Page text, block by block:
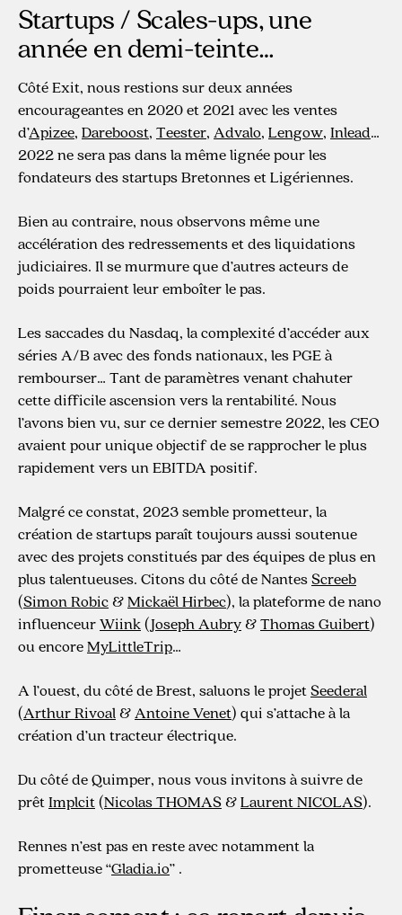
Startups / Scales-ups, une
année en demi-teinte…
Côté Exit, nous restions sur deux années
encourageantes en 2020 et 2021 avec les ventes
d’Apizee, Dareboost, Teester, Advalo, Lengow, Inlead…
2022 ne sera pas dans la même lignée pour les
fondateurs des startups Bretonnes et Ligériennes.
Bien au contraire, nous observons même une
accélération des redressements et des liquidations
judiciaires. Il se murmure que d’autres acteurs de
poids pourraient leur emboîter le pas.
Les saccades du Nasdaq, la complexité d’accéder aux
séries A/B avec des fonds nationaux, les PGE à
rembourser… Tant de paramètres venant chahuter
cette difficile ascension vers la rentabilité. Nous
l’avons bien vu, sur ce dernier semestre 2022, les CEO
avaient pour unique objectif de se rapprocher le plus
rapidement vers un EBITDA positif.
Malgré ce constat, 2023 semble prometteur, la
création de startups paraît toujours aussi soutenue
avec des projets constitués par des équipes de plus en
plus talentueuses. Citons du côté de NantesScreeb
(Simon Robic&Mickaël Hirbec), la plateforme de nano
influenceurWiink(Joseph Aubry&Thomas Guibert)
ou encoreMyLittleTrip…
A l’ouest, du côté de Brest, saluons le projetSeederal
(Arthur Rivoal&Antoine Venet) qui s’attache à la
création d’un tracteur électrique.
Du côté de Quimper, nous vous invitons à suivre de
prêtImplcit(Nicolas THOMAS&Laurent NICOLAS).
Rennes n’est pas en reste avec notamment la
prometteuse “Gladia.io” .